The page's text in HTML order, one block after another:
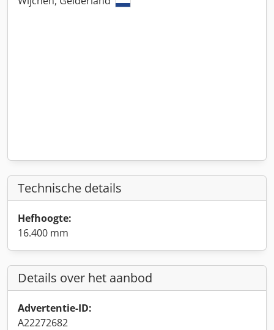
Technische details
Hefhoogte:
16.400 mm
Details over het aanbod
Advertentie-ID:
A22272682